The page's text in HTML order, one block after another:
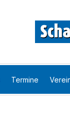
Termine